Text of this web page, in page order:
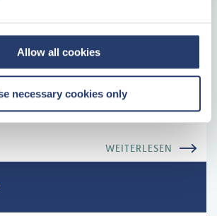
Allow all cookies
necessary cookies only
mit Center Parcs
attraktiven Standort anlegen
Kosten
WEITERLESEN